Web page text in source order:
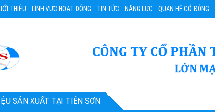
THIỆU LĨNH VỰC HOẠT ĐỘNG TIN TỨC NĂNG LỰC QUAN HỆ CỔ ĐÔNG
SẢN XUẤT TẠI TIÊN SƠN